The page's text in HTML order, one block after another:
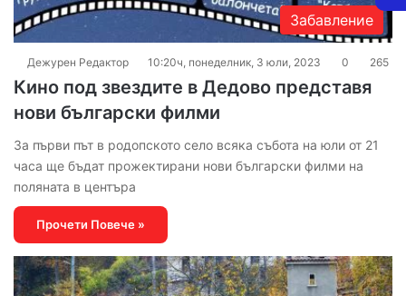
Забавление
Дежурен Редактор 10:20ч, понеделник, 3 юли, 2023 0 265
Кино под звездите в Дедово представя
нови български филми
За първи път в родопското село всяка събота на юли от 21
часа ще бъдат прожектирани нови български филми на
поляната в центъра
Прочети Повече »